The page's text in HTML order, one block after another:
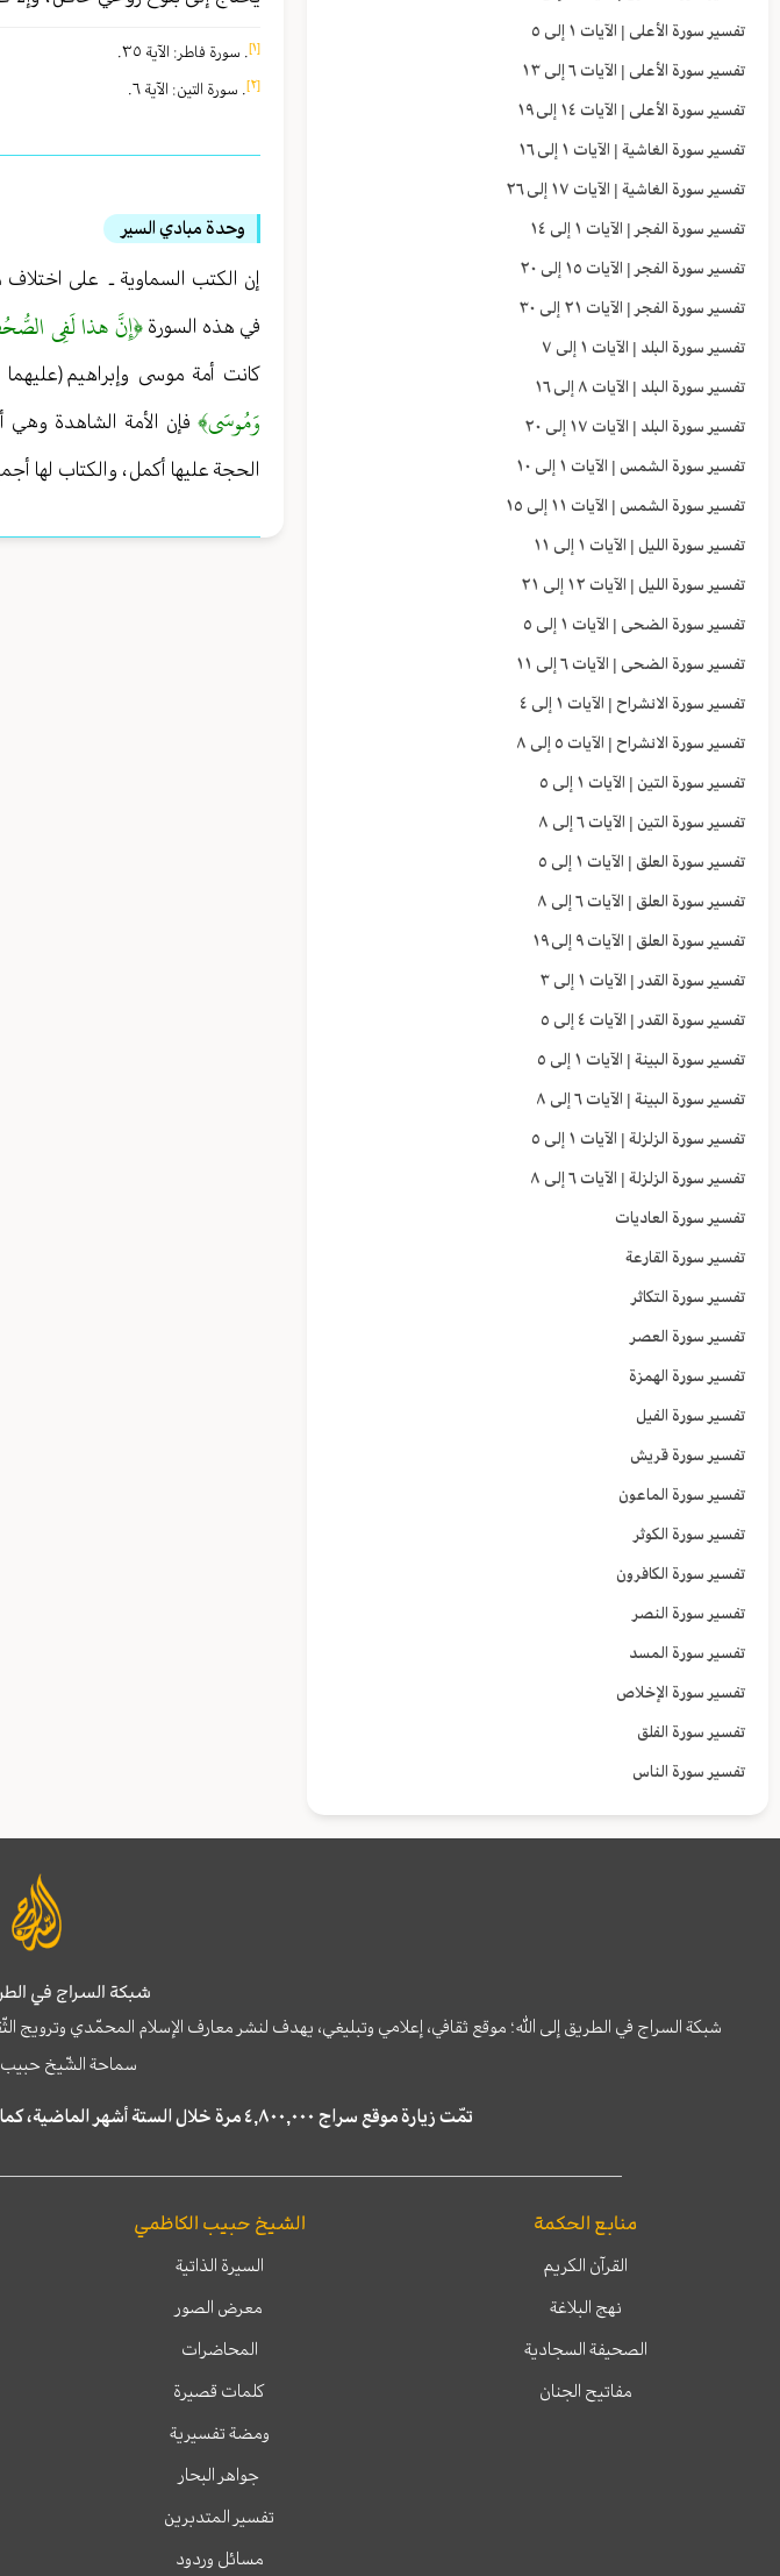
تفسير سورة الأعلى | الآيات ١ إلى ٥
تفسير سورة الأعلى | الآيات ٦ إلى ١٣
تفسير سورة الأعلى | الآيات ١٤ إلى ١٩
تفسير سورة الغاشية | الآيات ١ إلى ١٦
تفسير سورة الغاشية | الآيات ١٧ إلى ٢٦
تفسير سورة الفجر | الآيات ١ إلى ١٤
تفسير سورة الفجر | الآيات ١٥ إلى ٢٠
تفسير سورة الفجر | الآيات ٢١ إلى ٣٠
تفسير سورة البلد | الآيات ١ إلى ٧
تفسير سورة البلد | الآيات ٨ إلى ١٦
تفسير سورة البلد | الآيات ١٧ إلى ٢٠
تفسير سورة الشمس | الآيات ١ إلى ١٠
تفسير سورة الشمس | الآيات ١١ إلى ١٥
تفسير سورة الليل | الآيات ١ إلى ١١
تفسير سورة الليل | الآيات ١٢ إلى ٢١
تفسير سورة الضحى | الآيات ١ إلى ٥
تفسير سورة الضحى | الآيات ٦ إلى ١١
تفسير سورة الانشراح | الآيات ١ إلى ٤
تفسير سورة الانشراح | الآيات ٥ إلى ٨
تفسير سورة التين | الآيات ١ إلى ٥
تفسير سورة التين | الآيات ٦ إلى ٨
تفسير سورة العلق | الآيات ١ إلى ٥
تفسير سورة العلق | الآيات ٦ إلى ٨
تفسير سورة العلق | الآيات ٩ إلى ١٩
تفسير سورة القدر | الآيات ١ إلى ٣
تفسير سورة القدر | الآيات ٤ إلى ٥
تفسير سورة البينة | الآيات ١ إلى ٥
تفسير سورة البينة | الآيات ٦ إلى ٨
تفسير سورة الزلزلة | الآيات ١ إلى ٥
تفسير سورة الزلزلة | الآيات ٦ إلى ٨
تفسير سورة العاديات
تفسير سورة القارعة
تفسير سورة التكاثر
تفسير سورة العصر
تفسير سورة الهمزة
تفسير سورة الفيل
تفسير سورة قريش
تفسير سورة الماعون
تفسير سورة الكوثر
تفسير سورة الكافرون
تفسير سورة النصر
تفسير سورة المسد
تفسير سورة الإخلاص
تفسير سورة الفلق
تفسير سورة الناس
[١] . سورة فاطر : الآية ٣٥ .
[٢] . سورة التين : الآية ٦ .
وحدة مبادي السير
إن الكتب السماوية ـ على اختلاف
في هذه السورة﴿إِنَّ هذا لَفِي
كانت أمة موسى وإبراهيم
وَمُوسَى﴾فإن الأمة الشاهدة وهي
الحجة عليها أكمل ، والكتاب لها
شبكة السراج في
شبكة السراج في الطريق إلى الله؛ موقع ثقافي، إعلامي وتبليغي، يهدف لنشر معارف الإسلام المحمّدي
سماحة الشّيخ حبيب
تمّت زيارة موقع سراج ٤,٨٠٠,٠٠٠ مرة خلال الستة أشهر الماضية، كما ظهر في نتائج البحث في محركات البحث٢٢,٢٩٠,٠٠٠ مرّة.
منابع الحكمة
القرآن الكريم
نهج البلاغة
الصحيفة السجادية
مفاتيح الجنان
الشيخ حبيب الكاظمي
السيرة الذاتية
معرض الصور
المحاضرات
كلمات قصيرة
ومضة تفسيرية
جواهر البحار
تفسير المتدبرين
مسائل وردود